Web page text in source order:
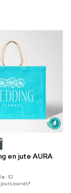
en jute AURA
:10
ouvrés*